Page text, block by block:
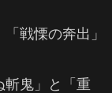
戦慄の奔出」
斬鬼」と「重